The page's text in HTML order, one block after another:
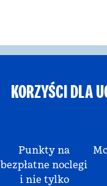
KORZYŚCI DLA
Punkty na
bezpłatne noclegi
i nie tylko